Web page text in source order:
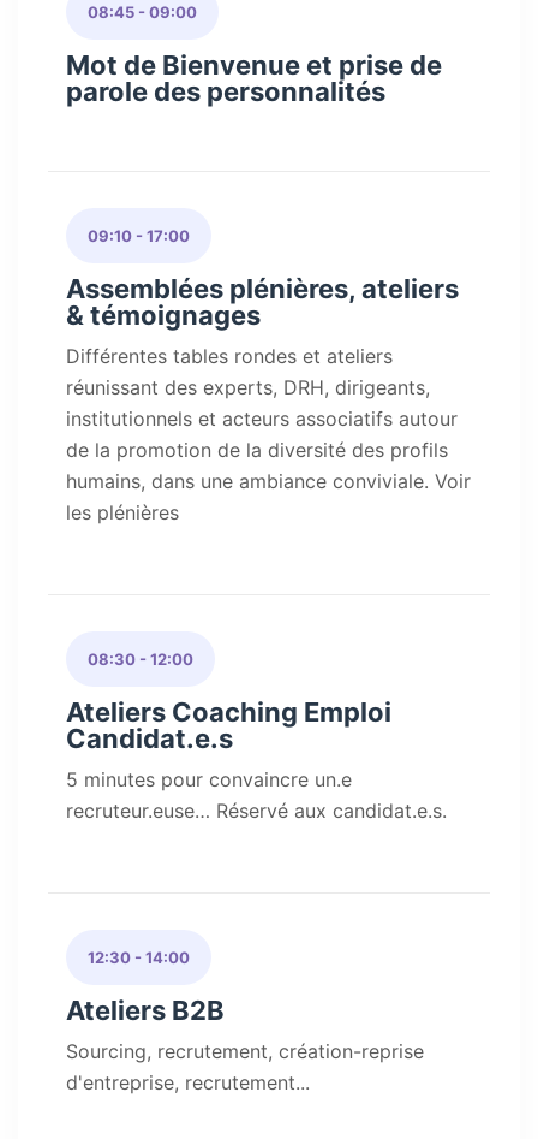
08:45 - 09:00
Mot de Bienvenue et prise de
parole des personnalités
09:10 - 17:00
Assemblées plénières, ateliers
& témoignages
Différentes tables rondes et ateliers
réunissant des experts, DRH, dirigeants,
institutionnels et acteurs associatifs autour
de la promotion de la diversité des profils
humains, dans une ambiance conviviale. Voir
les plénières
08:30 - 12:00
Ateliers Coaching Emploi
Candidat.e.s
5 minutes pour convaincre un.e
recruteur.euse… Réservé aux candidat.e.s.
12:30 - 14:00
Ateliers B2B
Sourcing, recrutement, création-reprise
d'entreprise, recrutement...